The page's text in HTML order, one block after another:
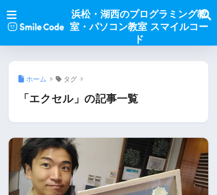
浜松・湖西のプログラミング教
室・パソコン教室 スマイルコー
ド
ホーム タグ
「エクセル」の記事一覧